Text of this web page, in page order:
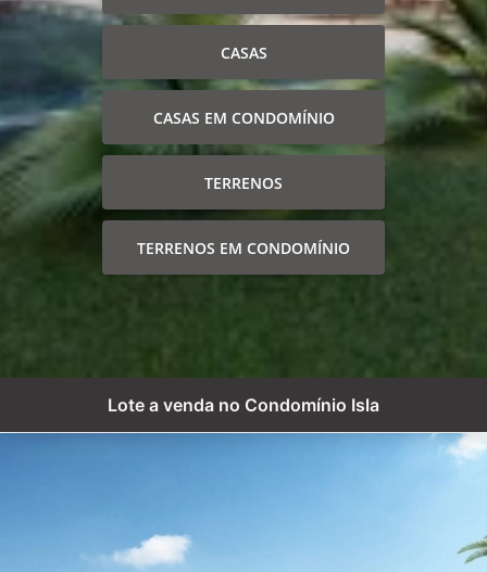
CASAS
CASAS EM CONDOMÍNIO
TERRENOS
TERRENOS EM CONDOMÍNIO
Lote a venda no Condomínio Isla